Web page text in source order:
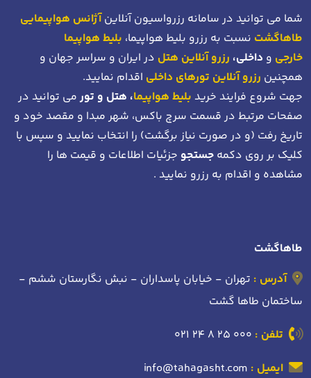
شما می توانید در سامانه رزرواسیون آنلاینآژانس هواپیمایی
طاهاگشت نسبت به رزرو بلیط هواپیما، بلیط هواپیما
خارجی و داخلی، رزرو آنلاین هتل در ایران و سراسر جهان و
همچنین رزرو آنلاین تورهای داخلی اقدام نمایید.
جهت شروع فرایند خرید بلیط هواپیما، هتل و تورمی توانید در
صفحات مرتبط در قسمت سرچ باکس، شهر مبدا و مقصد خود و
تاریخ رفت (و در صورت نیاز برگشت) را انتخاب نمایید و سپس با
کلیک بر روی دکمه جستجو جزئیات اطلاعات و قیمت ها را
مشاهده و اقدام به رزرو نمایید .
طاهاگشت
آدرس : تهران - خیابان پاسداران - نبش نگارستان ششم -
ساختمان طاها گشت
تلفن : 021 24 8 25 000
ایمیل : info@tahagasht.com